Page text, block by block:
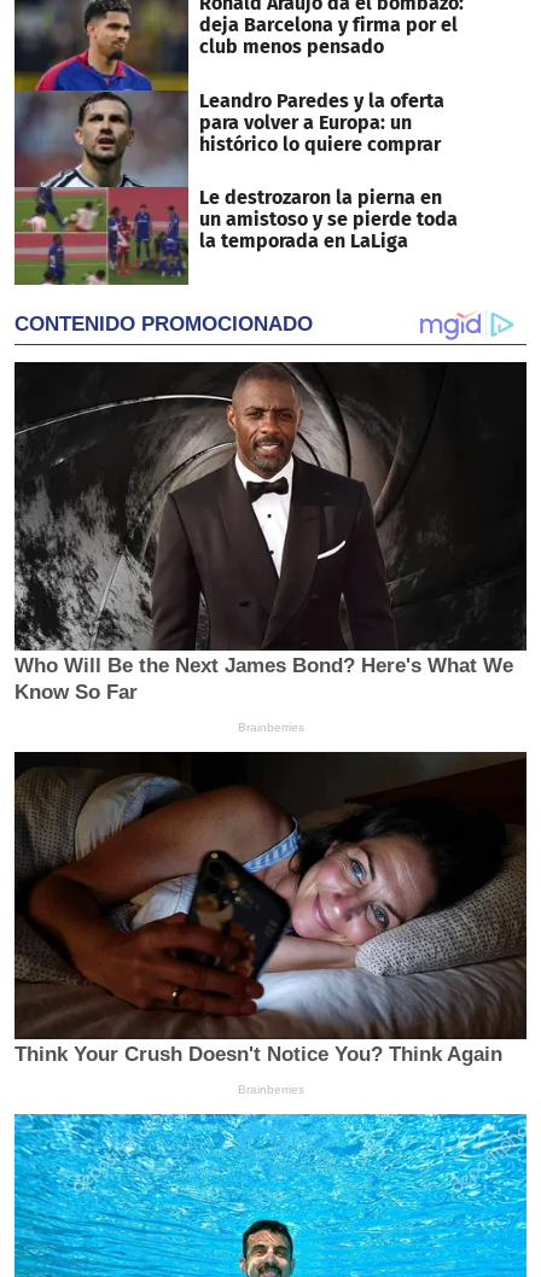
deja Barcelona y firma por el
club menos pensado
Leandro Paredes y la oferta
para volver a Europa: un
histórico lo quiere comprar
Le destrozaron la pierna en
un amistoso y se pierde toda
la temporada en LaLiga